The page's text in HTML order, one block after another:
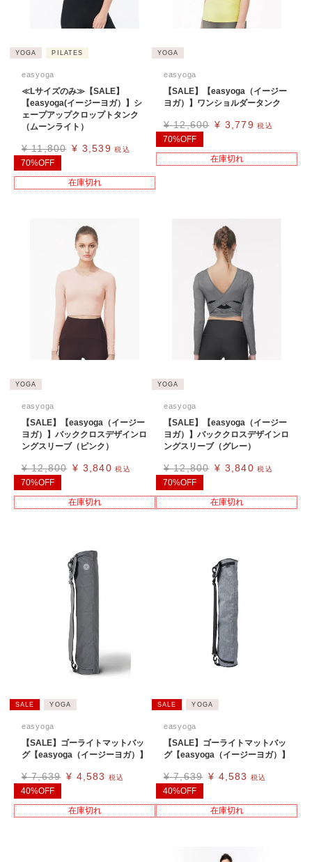
YOGA PILATES
easyoga
≪Lサイズのみ≫【SALE】
【easyoga(イージーヨガ）】シ
ェープアップクロップトタンク
（ムーンライト）
¥ 11,800 ¥ 3,539 税込
70%OFF
在庫切れ
YOGA
easyoga
【SALE】【easyoga（イージー
ヨガ）】ワンショルダータンク
¥ 12,600 ¥ 3,779 税込
70%OFF
在庫切れ
YOGA
easyoga
【SALE】【easyoga（イージー
ヨガ）】バッククロスデザインロ
ングスリーブ（ピンク）
¥ 12,800 ¥ 3,840 税込
70%OFF
在庫切れ
YOGA
easyoga
【SALE】【easyoga（イージー
ヨガ）】バッククロスデザインロ
ングスリーブ（グレー）
¥ 12,800 ¥ 3,840 税込
70%OFF
在庫切れ
SALE YOGA
easyoga
【SALE】ゴーライトマットバッ
グ【easyoga（イージーヨガ）】
¥ 7,639 ¥ 4,583 税込
40%OFF
在庫切れ
SALE YOGA
easyoga
【SALE】ゴーライトマットバッ
グ【easyoga（イージーヨガ）】
¥ 7,639 ¥ 4,583 税込
40%OFF
在庫切れ